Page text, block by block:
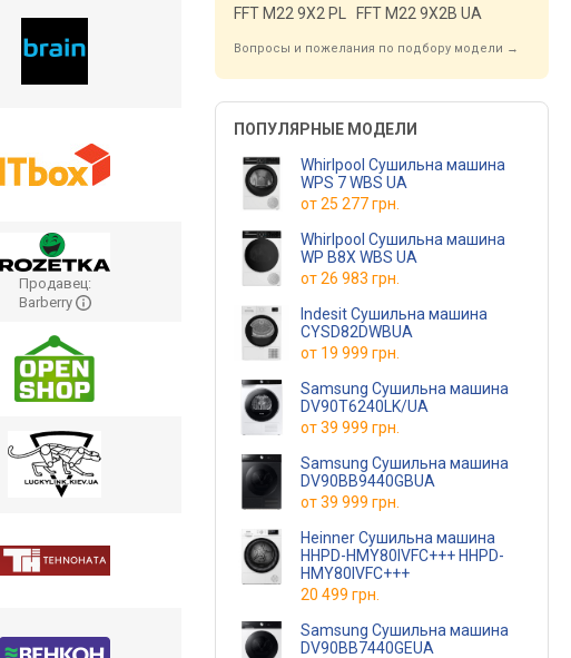
Продавец:
Barberry
FFT M22 9X2 PL
FFT M22 9X2B UA
Вопросы и пожелания по подбору модели →
ПОПУЛЯРНЫЕ МОДЕЛИ
Whirlpool Сушильна машина
WPS 7 WBS UA
от25 277 грн.
Whirlpool Сушильна машина
WP B8X WBS UA
от26 983 грн.
Indesit Сушильна машина
CYSD82DWBUA
от 19 999 грн.
Samsung Сушильна машина
DV90T6240LK/UA
от39 999 грн.
Samsung Сушильна машина
DV90BB9440GBUA
от39 999 грн.
Heinner Сушильна машина
HHPD-HMY80IVFC+++ HHPD-
HMY80IVFC+++
20 499 грн.
Samsung Сушильна машина
DV90BB7440GEUA